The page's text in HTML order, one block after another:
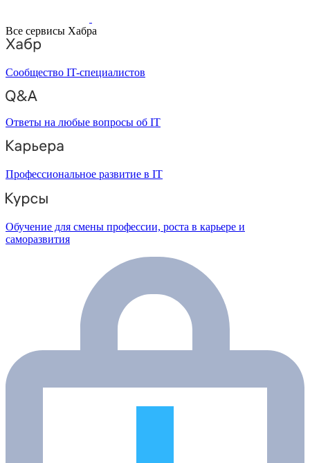
Все сервисы Хабра
Сообщество IT-специалистов
Ответы на любые вопросы об IT
Профессиональное развитие в IT
Обучение для смены профессии, роста в карьере и
саморазвития